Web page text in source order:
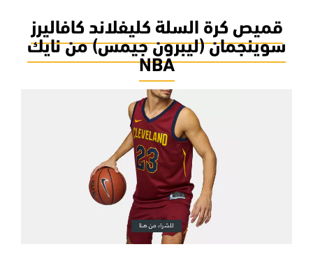
قميص كرة السلة كليفلاند كافاليرز
سوينجمان (ليبرون جيمس) من نايك
NBA